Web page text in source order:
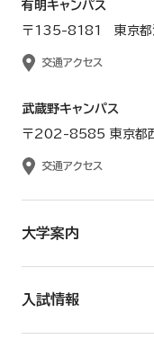
有明キャンパス
〒135-8181 東京都
交通アクセス
武蔵野キャンパス
〒202-8585 東京都
交通アクセス
大学案内
入試情報